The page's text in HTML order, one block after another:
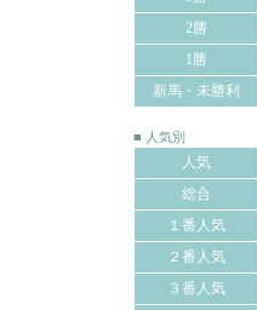
2勝
1勝
新馬・未勝利
■ 人気別
人気
総合
１番人気
２番人気
３番人気